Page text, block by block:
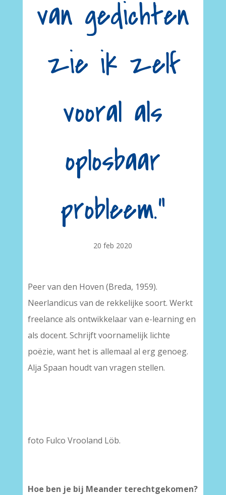
van gedichten
zie ik zelf
vooral als
oplosbaar
probleem.”
20 feb 2020
Peer van den Hoven (Breda, 1959).
Neerlandicus van de rekkelijke soort. Werkt
freelance als ontwikkelaar van e-learning en
als docent. Schrijft voornamelijk lichte
poëzie, want het is allemaal al erg genoeg.
Alja Spaan houdt van vragen stellen.
foto Fulco Vrooland Löb.
Hoe ben je bij Meander terechtgekomen?